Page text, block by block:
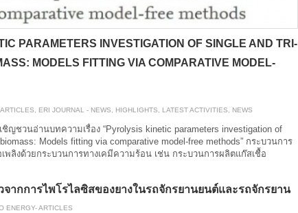
PARAMETERS INVESTIGATION OF SINGLE AND TRI-
MODELS FITTING VIA COMPARATIVE MODEL-
, ERI JOURNAL - NEWS, HIGHLIGHTS, LATEST ACTIVITIES, NEWS
ชิญชวนอ่านบทความเรื่อง “Pyrolysis kinetic parameters investigation of
Models fitting via comparative model-free methods” กระบวนการ
พลิงด้วยกระบวนการทางเคมีความร้อน เช่น กระบวนการผลิตแก๊สเชื้อ
จากการไพโรไลซิสของยางในรถจักรยานยนต์และรถจักรยาน
ENERGY- ARTICLES